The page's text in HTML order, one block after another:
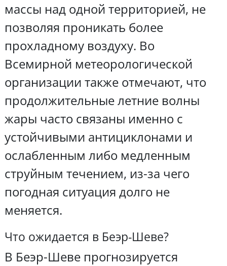
массы над одной территорией, не
позволяя проникать более
прохладному воздуху. Во
Всемирной метеорологической
организации также отмечают, что
продолжительные летние волны
жары часто связаны именно с
устойчивыми антициклонами и
ослабленным либо медленным
струйным течением, из-за чего
погодная ситуация долго не
меняется.
Что ожидается в Беэр-Шеве?
В Беэр-Шеве прогнозируется